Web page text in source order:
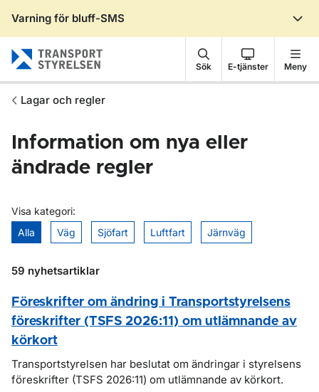
Varning för bluff-SMS
Sök E-tjänster Meny
Lagar och regler
Information om nya eller
ändrade regler
Visa kategori:
Alla
Väg Sjöfart Luftfart Järnväg
59 nyhetsartiklar
Föreskrifter om ändring i Transportstyrelsens
föreskrifter (TSFS 2026:11) om utlämnande av
körkort
Transportstyrelsen har beslutat om ändringar i styrelsens
föreskrifter (TSFS 2026:11) om utlämnande av körkort.